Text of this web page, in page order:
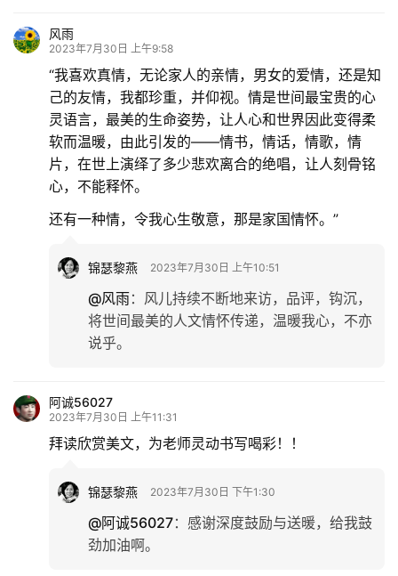
风雨
2023年7月30日 上午9:58
“我喜欢真情，无论家人的亲情，男女的爱情，还是知
己的友情，我都珍重，并仰视。情是世间最宝贵的心
灵语言，最美的生命姿势，让人心和世界因此变得柔
软而温暖，由此引发的——情书，情话，情歌，情
片，在世上演绎了多少悲欢离合的绝唱，让人刻骨铭
心，不能释怀。
还有一种情，令我心生敬意，那是家国情怀。”
锦瑟黎燕 2023年7月30日 上午10:51
@风雨： 风儿持续不断地来访，品评，钩沉，
将世间最美的人文情怀传递，温暖我心，不亦
说乎。
阿诚56027
2023年7月30日 上午11:31
拜读欣赏美文，为老师灵动书写喝彩！！
锦瑟黎燕 2023年7月30日 下午1:30
@阿诚56027： 感谢深度鼓励与送暖，给我鼓
劲加油啊。